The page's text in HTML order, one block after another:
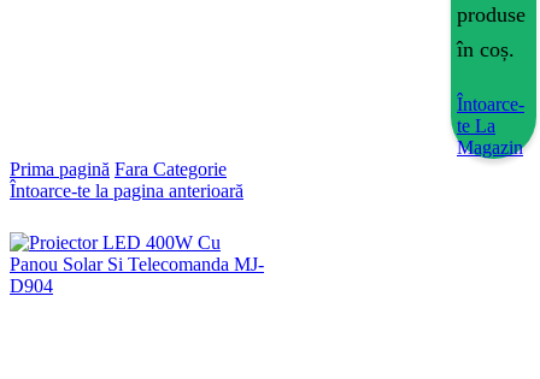
produse
în coș.
Întoarce-
te La
Magazin
Prima pagină Fara Categorie
Întoarce-te la pagina anterioară